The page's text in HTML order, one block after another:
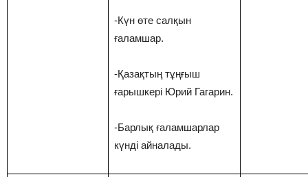
-Күн өте салқын
ғаламшар.
-Қазақтың тұңғыш
ғарышкері Юрий Гагарин.
-Барлық ғаламшарлар
күнді айналады.